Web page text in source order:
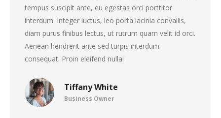
Tiffany White
Business Owner
tempus suscipit ante, eu egestas orci porttitor
interdum. Integer luctus, leo porta lacinia convallis,
diam purus finibus lectus, ut rutrum quam velit id orci.
Aenean hendrerit ante sed turpis interdum
consequat. Proin eleifend nulla!